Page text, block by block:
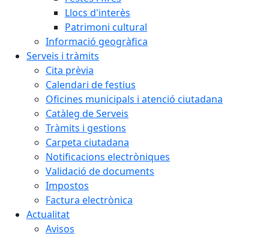
Llocs d'interès
Patrimoni cultural
Informació geogràfica
Serveis i tràmits
Cita prèvia
Calendari de festius
Oficines municipals i atenció ciutadana
Catàleg de Serveis
Tràmits i gestions
Carpeta ciutadana
Notificacions electròniques
Validació de documents
Impostos
Factura electrònica
Actualitat
Avisos